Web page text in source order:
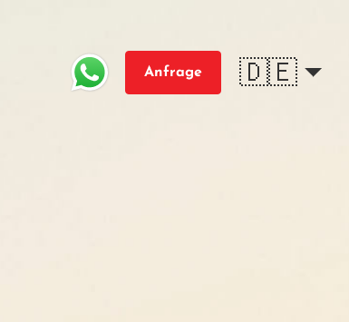
Anfrage 🇩🇪